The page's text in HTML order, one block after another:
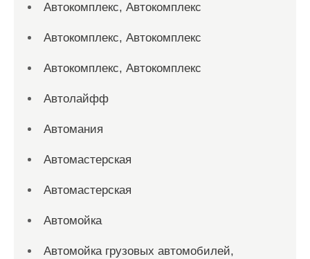
Автокомплекс, Автокомплекс
Автокомплекс, Автокомплекс
Автокомплекс, Автокомплекс
Автолайфф
Автомания
Автомастерская
Автомастерская
Автомойка
Автомойка грузовых автомобилей,